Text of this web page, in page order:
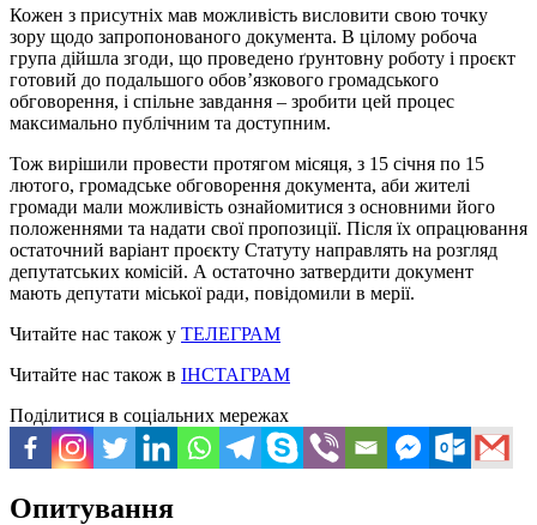
Кожен з присутніх мав можливість висловити свою точку
зору щодо запропонованого документа. В цілому робоча
група дійшла згоди, що проведено ґрунтовну роботу і проєкт
готовий до подальшого обов’язкового громадського
обговорення, і спільне завдання – зробити цей процес
максимально публічним та доступним.
Тож вирішили провести протягом місяця, з 15 січня по 15
лютого, громадське обговорення документа, аби жителі
громади мали можливість ознайомитися з основними його
положеннями та надати свої пропозиції. Після їх опрацювання
остаточний варіант проєкту Статуту направлять на розгляд
депутатських комісій. А остаточно затвердити документ
мають депутати міської ради, повідомили в мерії.
Читайте нас також у ТЕЛЕГРАМ
Читайте нас також в ІНСТАГРАМ
Поділитися в соціальних мережах
Опитування